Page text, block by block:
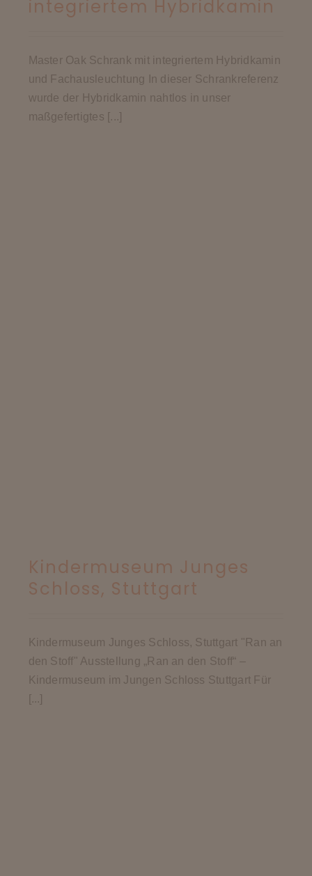
integriertem Hybridkamin
Master Oak Schrank mit integriertem Hybridkamin
und Fachausleuchtung In dieser Schrankreferenz
wurde der Hybridkamin nahtlos in unser
maßgefertigtes [...]
Kindermuseum Junges
Schloss, Stuttgart
Kindermuseum Junges Schloss, Stuttgart "Ran an
den Stoff" Ausstellung „Ran an den Stoff“ –
Kindermuseum im Jungen Schloss Stuttgart Für
[...]